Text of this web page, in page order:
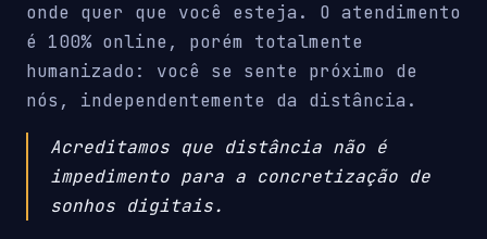
onde quer que você esteja. O atendimento
é 100% online, porém totalmente
humanizado: você se sente próximo de
nós, independentemente da distância.
Acreditamos que distância não é
impedimento para a concretização de
sonhos digitais.